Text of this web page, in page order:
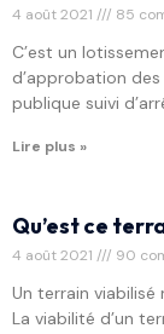
4 août 2021 85
C’est un
d’approbation
publique suivi
Lire plus »
Qu’est ce
4 août 2021 90
Un terrain
La viabilité d’un